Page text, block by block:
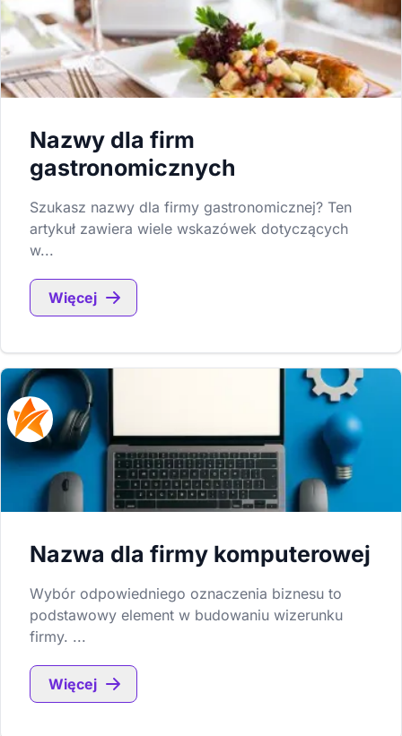
Nazwy dla firm
gastronomicznych
Szukasz nazwy dla firmy gastronomicznej? Ten
artykuł zawiera wiele wskazówek dotyczących
w...
Więcej
Nazwa dla firmy komputerowej
Wybór odpowiedniego oznaczenia biznesu to
podstawowy element w budowaniu wizerunku
firmy. ...
Więcej